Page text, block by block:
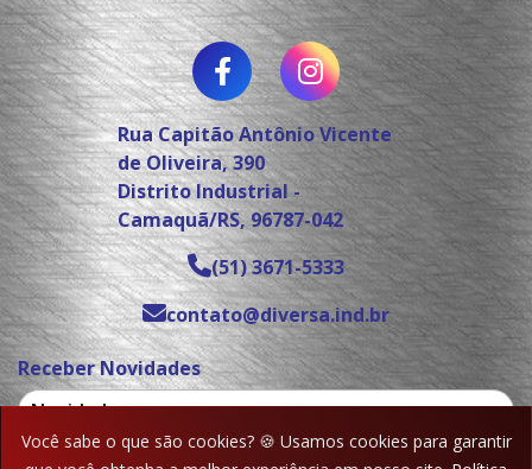
Você sabe o que são cookies? 🍪 Usamos cookies para garantir
Rua Capitão Antônio Vicente
de Oliveira, 390
Distrito Industrial -
Camaquã/RS, 96787-042
(51) 3671-5333
contato@diversa.ind.br
Receber Novidades